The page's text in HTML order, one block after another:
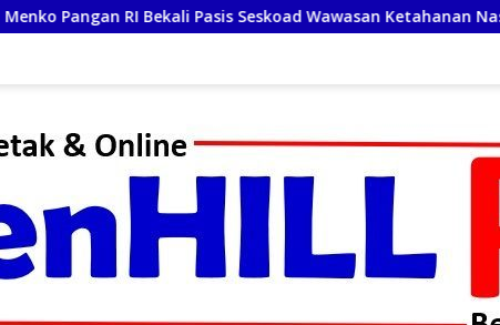
RI Bekali Pasis Seskoad Wawasan Ketahanan Nasional